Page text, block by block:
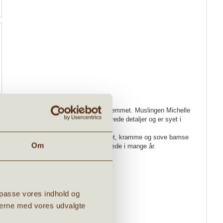
Om
vores indhold og
med vores udvalgte
ægte strandstemning direkte ind i hjemmet. Muslingen Michelle
fine muslingeskal har flotte broderede detaljer og er syet i
en sød pyntegenstand på værelset, kramme og sove bamse
en bamse, der vil bringe glæde i mange år.